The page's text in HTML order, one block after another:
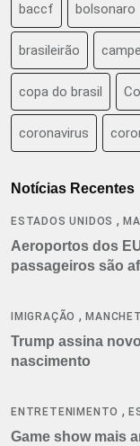
baccf bolsonaro
brasileirão
copa do brasil
coronavirus
Notícias Recentes
ESTADOS UNIDOS ,
Aeroportos dos
passageiros são
IMIGRAÇÃO ,
Trump assina
nascimento
ENTRETENIMENTO ,
Game show mais